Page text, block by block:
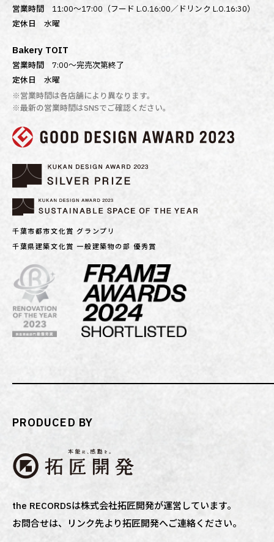
営業時間 11:00～17:00（フード L.O.16:00／ドリンク L.O.16:30）
定休日水曜
Bakery TOIT
営業時間7:00〜完売次第終了
定休日水曜
※営業時間は各店舗により異なります。
※最新の営業時間はSNSでご確認ください。
千葉市都市文化賞 グランプリ
千葉県建築文化賞 一般建築物の部 優秀賞
PRODUCED BY
the RECORDSは株式会社拓匠開発が運営しています。
お問合せは、リンク先より拓匠開発へご連絡ください。